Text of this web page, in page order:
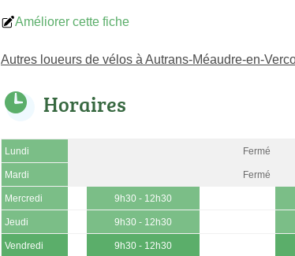
Améliorer cette fiche
Autres loueurs de vélos à Autrans-Méaudre-en-
Horaires
Lundi Fermé
Mardi Fermé
Mercredi 9h30 - 12h30
Jeudi 9h30 - 12h30
Vendredi 9h30 - 12h30